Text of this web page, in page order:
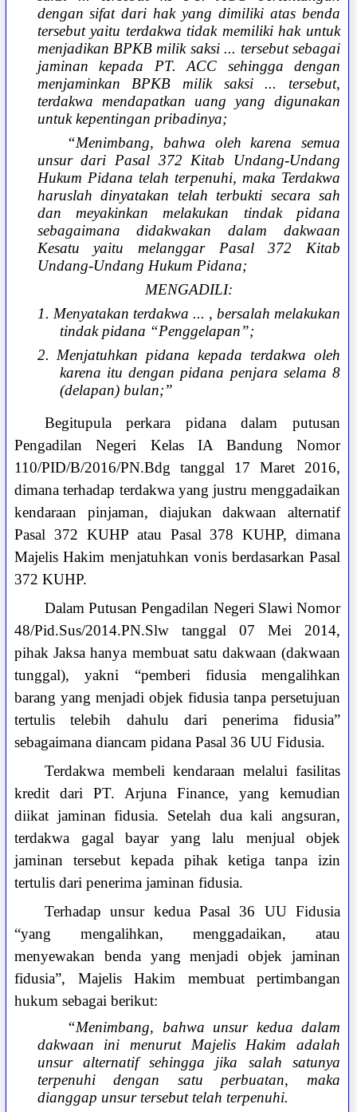
dengan sifat dari hak yang dimiliki atas benda
tersebut yaitu terdakwa tidak memiliki hak untuk
menjadikan BPKB milik saksi ... tersebut sebagai
jaminan kepada PT. ACC sehingga dengan
menjaminkan BPKB milik saksi ... tersebut,
terdakwa mendapatkan uang yang digunakan
untuk kepentingan pribadinya;
“Menimbang, bahwa oleh karena semua
unsur dari Pasal 372 Kitab Undang-Undang
Hukum Pidana telah terpenuhi, maka Terdakwa
haruslah dinyatakan telah terbukti secara sah
dan meyakinkan melakukan tindak pidana
sebagaimana didakwakan dalam dakwaan
Kesatu yaitu melanggar Pasal 372 Kitab
Undang-Undang Hukum Pidana;
MENGADILI:
1. Menyatakan terdakwa ... , bersalah melakukan
tindak pidana “Penggelapan”;
2. Menjatuhkan pidana kepada terdakwa oleh
karena itu dengan pidana penjara selama 8
(delapan) bulan;”
Begitupula perkara pidana dalam putusan
Pengadilan Negeri Kelas IA Bandung Nomor
110/PID/B/2016/PN.Bdg tanggal 17 Maret 2016,
dimana terhadap terdakwa yang justru menggadaikan
kendaraan pinjaman, diajukan dakwaan alternatif
Pasal 372 KUHP atau Pasal 378 KUHP, dimana
Majelis Hakim menjatuhkan vonis berdasarkan Pasal
372 KUHP.
Dalam Putusan Pengadilan Negeri Slawi Nomor
48/Pid.Sus/2014.PN.Slw tanggal 07 Mei 2014,
pihak Jaksa hanya membuat satu dakwaan (dakwaan
tunggal), yakni “pemberi fidusia mengalihkan
barang yang menjadi objek fidusia tanpa persetujuan
tertulis telebih dahulu dari penerima fidusia”
sebagaimana diancam pidana Pasal 36 UU Fidusia.
Terdakwa membeli kendaraan melalui fasilitas
kredit dari PT. Arjuna Finance, yang kemudian
diikat jaminan fidusia. Setelah dua kali angsuran,
terdakwa gagal bayar yang lalu menjual objek
jaminan tersebut kepada pihak ketiga tanpa izin
tertulis dari penerima jaminan fidusia.
Terhadap unsur kedua Pasal 36 UU Fidusia
“yang mengalihkan, menggadaikan, atau
menyewakan benda yang menjadi objek jaminan
fidusia”, Majelis Hakim membuat pertimbangan
hukum sebagai berikut:
“Menimbang, bahwa unsur kedua dalam
dakwaan ini menurut Majelis Hakim adalah
unsur alternatif sehingga jika salah satunya
terpenuhi dengan satu perbuatan, maka
dianggap unsur tersebut telah terpenuhi.